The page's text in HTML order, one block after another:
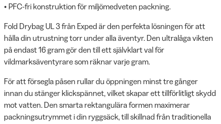
• PFC-fri konstruktion för miljömedveten packning.
Fold Drybag UL 3 från Exped är den perfekta lösningen för att
hålla din utrustning torr under alla äventyr. Den ultralåga vikten
på endast 16 gram gör den till ett självklart val för
vildmarksäventyrare som räknar varje gram.
För att försegla påsen rullar du öppningen minst tre gånger
innan du stänger klickspännet, vilket skapar ett tillförlitligt skydd
mot vatten. Den smarta rektangulära formen maximerar
packningsutrymmet i din ryggsäck, till skillnad från traditionella